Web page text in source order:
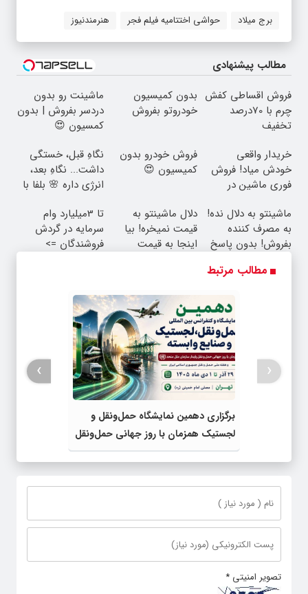
برج میلاد حواشی اختتامیه فیلم فجر هنرمندنیوز
مطالب پیشنهادی
فروش اقساطی کفش
چرم با 70درصد
تخفیف
بدون کمیسیون
خودروتو بفروش
ماشینت رو بدون
دردسر بفروش | بدون
کمسیون 😍
خریدار واقعی
خودش میاد! فروش
فوری ماشین در
فروش خودرو بدون
کمیسیون 😍
نگاهِ قبل، خستگی
داشت... نگاهِ بعد،
انرژی داره 🌸 بلفا با
ماشینتو به دلال نده!
به مصرف کننده
بفروش! بدون پاسخ
دلال ماشینتو به
قیمت نمیخره! بیا
اینجا به قیمت
تا 3میلیارد وام
سرمایه در گردش
فروشندگان =>
مطالب مرتبط
برگزاری دهمین نمایشگاه حمل‌ونقل و
لجستیک همزمان با روز جهانی حمل‌ونقل
پایدار سازمان ملل متحد
‹
›
تصویر امنیتی *